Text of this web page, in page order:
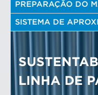
PREPARAÇÃO DO
SISTEMA DE
LINHA DE